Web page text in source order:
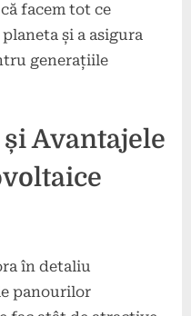
facem tot ce
și a asigura
generațiile
Avantajele
în detaliu
panourilor